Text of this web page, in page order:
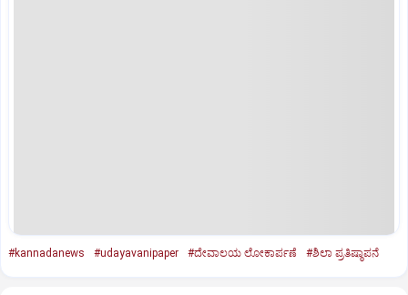
#kannadanews #udayavanipaper #ದೇವಾಲಯ ಲೋಕಾರ್ಪಣೆ #ಶಿಲಾ ಪ್ರತಿಷ್ಠಾಪನೆ